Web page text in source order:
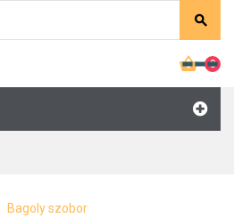
0
Bagoly szobor